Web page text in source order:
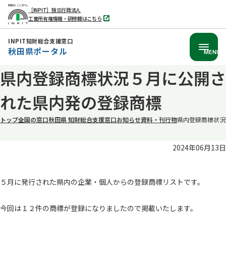
本
文
へ
［INPIT］独立行政法人
工業所有権情報・研修館はこちら
別
タ
INPIT知財総合支援窓口
秋田県ポータル MENU
県内登録商標状況５月に公開さ
れた県内発の登録商標
トップ全国の窓口秋田県 知財総合支援窓口お知らせ資料・刊行物県内登録商標状
2024年06月13日
５月に発行された県内の企業・個人からの登録商標リストです。
今回は１２件の商標が登録になりましたので掲載いたします。